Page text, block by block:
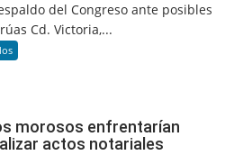
del Congreso ante posibles
Cd. Victoria,...
morosos enfrentarían
actos notariales